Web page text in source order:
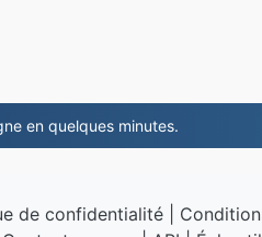
en quelques minutes.
de confidentialité|